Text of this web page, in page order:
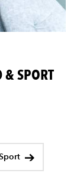
& SPORT